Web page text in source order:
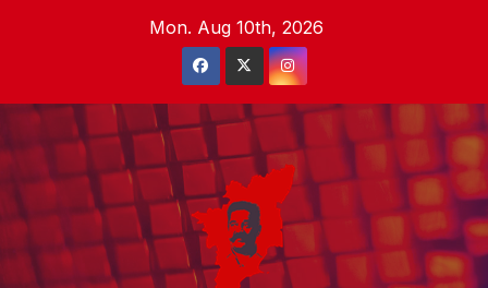
Mon. Aug 10th, 2026